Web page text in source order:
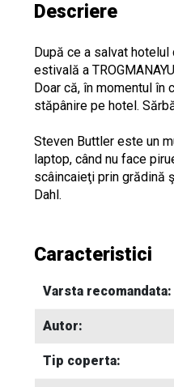
Descriere
După ce a salvat
estivală a
Doar că, în momentul
stăpânire pe hotel.
Steven Buttler este un
laptop, când nu face
scâincaieţi prin grădină
Dahl.
Caracteristici
Varsta recomandata:
Autor:
Tip coperta: